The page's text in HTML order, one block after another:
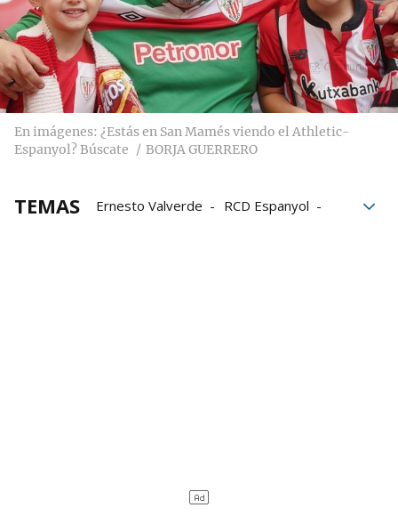
En imágenes: ¿Estás en San Mamés viendo el Athletic-
Espanyol? Búscate
BORJA GUERRERO
TEMAS Ernesto Valverde
RCD Espanyol